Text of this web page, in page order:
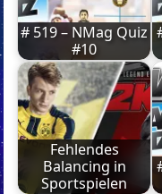
# 519 – NMag Quiz
#10
Fehlendes
Balancing in
Sportspielen